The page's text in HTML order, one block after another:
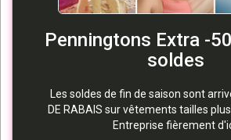
Penningtons Extra -
soldes
Les soldes de fin de saison sont
DE RABAIS sur vêtements tailles
Entreprise fièrement